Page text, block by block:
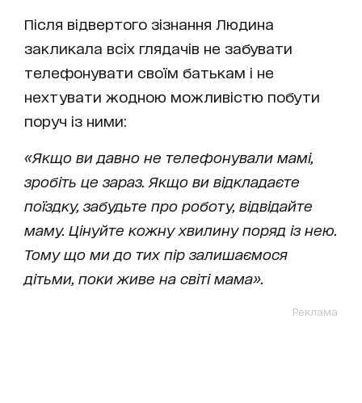
Після відвертого зізнання Людина
закликала всіх глядачів не забувати
телефонувати своїм батькам і не
нехтувати жодною можливістю побути
поруч із ними:
«Якщо ви давно не телефонували мамі,
зробіть це зараз. Якщо ви відкладаєте
поїздку, забудьте про роботу, відвідайте
маму. Цінуйте кожну хвилину поряд із нею.
Тому що ми до тих пір залишаємося
дітьми, поки живе на світі мама».
Реклама